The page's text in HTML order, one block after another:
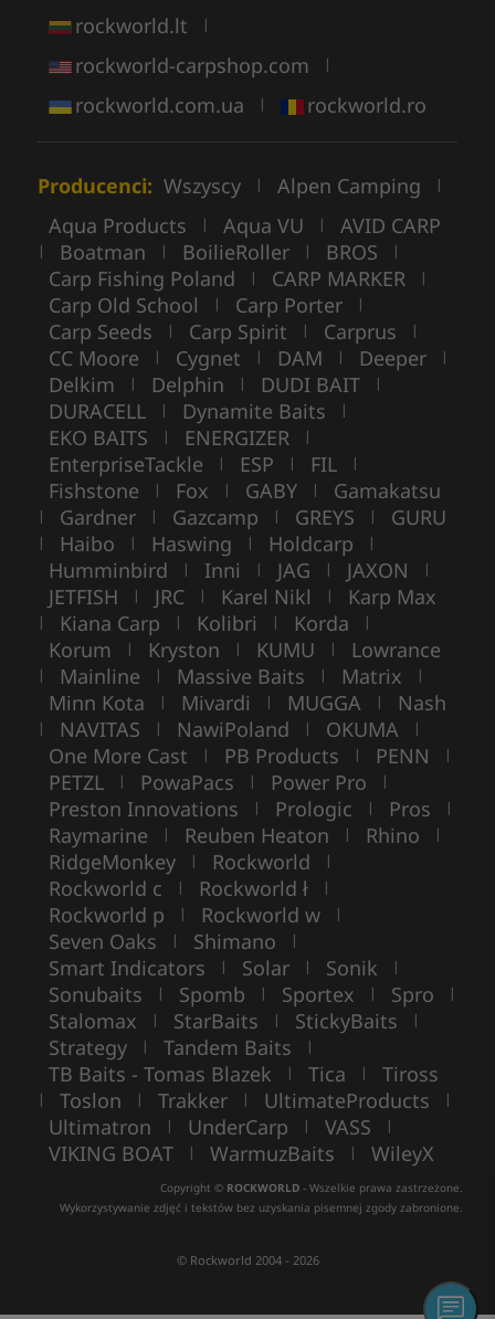
rockworld.lt |
rockworld-carpshop.com |
rockworld.com.ua | rockworld.ro
Producenci: Wszyscy | Alpen Camping |
Aqua Products | Aqua VU | AVID CARP
| Boatman | BoilieRoller | BROS |
Carp Fishing Poland | CARP MARKER |
Carp Old School | Carp Porter |
Carp Seeds | Carp Spirit | Carprus |
CC Moore | Cygnet | DAM | Deeper |
Delkim | Delphin | DUDI BAIT |
DURACELL | Dynamite Baits |
EKO BAITS | ENERGIZER |
EnterpriseTackle | ESP | FIL |
Fishstone | Fox | GABY | Gamakatsu
| Gardner | Gazcamp | GREYS | GURU
| Haibo | Haswing | Holdcarp |
Humminbird | Inni | JAG | JAXON |
JETFISH | JRC | Karel Nikl | Karp Max
| Kiana Carp | Kolibri | Korda |
Korum | Kryston | KUMU | Lowrance
| Mainline | Massive Baits | Matrix |
Minn Kota | Mivardi | MUGGA | Nash
| NAVITAS | NawiPoland | OKUMA |
One More Cast | PB Products | PENN |
PETZL | PowaPacs | Power Pro |
Preston Innovations | Prologic | Pros |
Raymarine | Reuben Heaton | Rhino |
RidgeMonkey | Rockworld |
Rockworld c | Rockworld ł |
Rockworld p | Rockworld w |
Seven Oaks | Shimano |
Smart Indicators | Solar | Sonik |
Sonubaits | Spomb | Sportex | Spro |
Stalomax | StarBaits | StickyBaits |
Strategy | Tandem Baits |
TB Baits - Tomas Blazek | Tica | Tiross
| Toslon | Trakker | UltimateProducts |
Ultimatron | UnderCarp | VASS |
VIKING BOAT | WarmuzBaits | WileyX
Copyright © ROCKWORLD - Wszelkie prawa zastrzeżone.
Wykorzystywanie zdjęć i tekstów bez uzyskania pisemnej zgody zabronione.
© Rockworld 2004 - 2026